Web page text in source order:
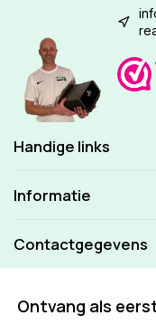
Handige links
Informatie
Contactgegevens
Ontvang als